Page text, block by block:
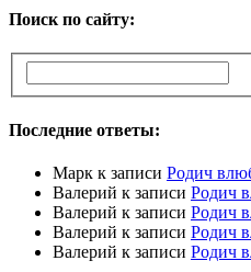
Поиск по сайту:
Последние ответы:
Марк к записи Родич
Валерий к записи Родич
Валерий к записи Родич
Валерий к записи Родич
Валерий к записи Родич